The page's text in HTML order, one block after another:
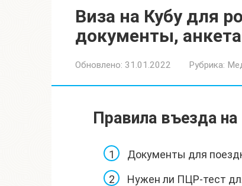
Виза на Кубу для
документы, анкета
Обновлено: 31.01.2022 Рубрика:
Правила въезда на
Документы для
Нужен ли ПЦР-тест